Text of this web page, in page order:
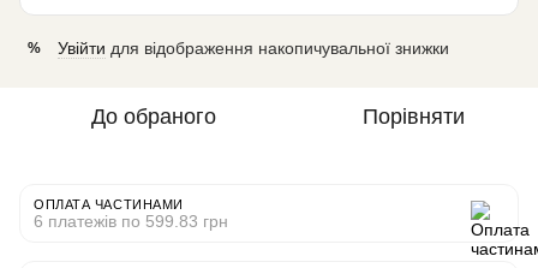
% Увійти для відображення накопичувальної знижки
До обраного Порівняти
ОПЛАТА ЧАСТИНАМИ
6 платежів по 599.83 грн